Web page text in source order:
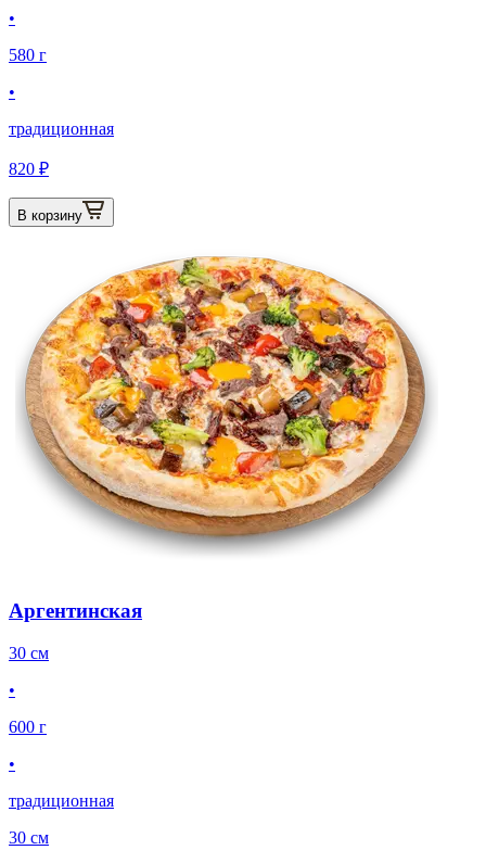
•
580 г
•
традиционная
820 ₽
В корзину
Аргентинская
30 см
•
600 г
•
традиционная
30 см